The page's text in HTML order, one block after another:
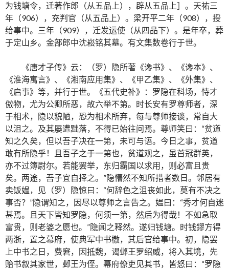
为钱塘令，迁著作郎（从五品上），辟从五品上］。天祐三
年（906），充判官（从五品上）。梁开平二年（908），授
给事中。三年（909），迁发运使（从四品下）。是年卒，葬
于定山乡。金部郎中沈崧铭其墓。有文集数卷行于世。
《唐才子传》云：（罗）隐所著《谗书》、《谗本》、
《淮海寓言》、《湘南应用集》、《甲乙集》、《外集》、
《启事》等，并行于世。《五代史补》：罗隐在科场，恃才
傲物，尤为公卿所恶，故六举不第。时长安有罗尊师者，深
于相术，隐以貌陋，恐为相术所弃，每与尊师接谈，常自大
以沮之。及其屡遭黜落，不得已始往问焉。尊师笑曰：“贫道
知之久矣，但以吾子决在一第，未可与语。今日之事，贫道
敢有所隐乎！且吾子之于一第也，贫道观之，虽首冠群英，
亦不过簿尉尔。若能罢举，东归霸国以求用，则必富且贵
矣。两途，吾子宜自择之。”隐懵然不知所措者数日。邻居有
卖饭媪，见（罗）隐惊曰：“何辞色之沮丧如此，莫有不决之
事否？”隐谓知之，因尽以尊师之言告之。媪曰：“秀才何自迷
甚焉。且天下皆知罗隐，何须一第，然后为得哉！不如急取
富贵，则老婆之愿也。”隐闻之释然。遂归钱塘。时钱鏐方得
两浙，置之幕府，使典军中书檄，其后官给事中。初，隐罢
上中书之日，费窘，因抵魏，谒邺王罗绍威，将入其境，先
贻书叙其家世，邺王为侄。幕府僚吏见其书，皆怒曰：“罗隐